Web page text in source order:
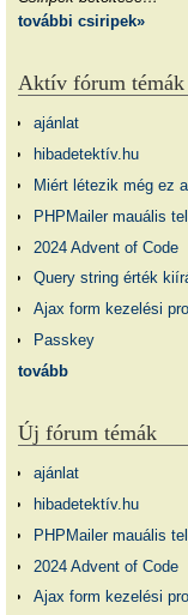
további csiripek»
Aktív fórum témák
ajánlat
hibadetektív.hu
Miért létezik még ez
PHPMailer mauális
2024 Advent of Code
Query string érték
Ajax form kezelési
Passkey
tovább
Új fórum témák
ajánlat
hibadetektív.hu
PHPMailer mauális
2024 Advent of Code
Ajax form kezelési